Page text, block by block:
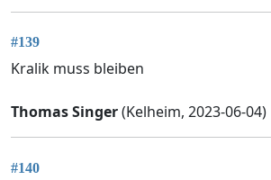
#139
Kralik muss bleiben
Thomas Singer(Kelheim, 2023-06-04)
#140